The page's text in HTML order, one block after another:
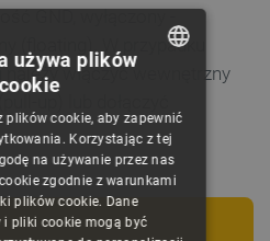
GND, wyłączony -
(floating). W przypadku
włączyć wewnętrzny
up) lub dołączyć
CZECH
ENGLISH
GERMAN
używa plików
cookie
plików cookie, aby zapewnić
Korzystając z tej
na używanie przez nas
zgodnie z warunkami
plików cookie. Dane
pliki cookie mogą być